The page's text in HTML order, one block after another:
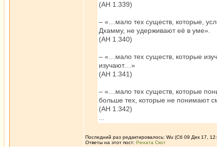
(АН 1.339)
– «…мало тех существ, которые,
Дхамму, не удерживают её в уме».
(АН 1.340)
– «…мало тех существ, которые
изучают…»
(АН 1.341)
– «…мало тех существ, которые
больше тех, которые не понимают
(АН 1.342)
Последний раз редактировалось: Wu (Сб 09 Дек 17,
Ответы на этот пост: Рената Скот